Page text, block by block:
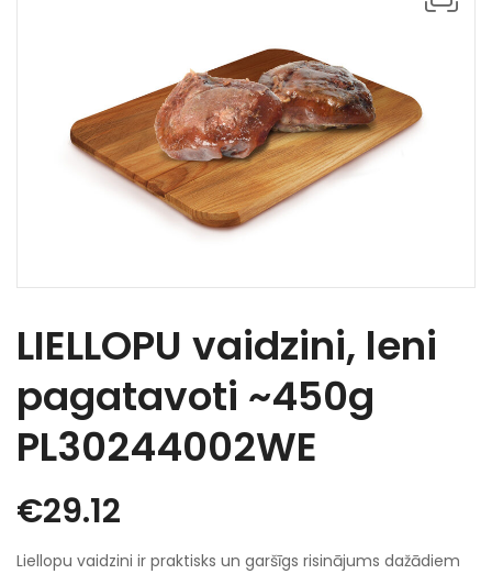
LIELLOPU vaidzini, leni
pagatavoti ~450g
PL30244002WE
€29.12
Liellopu vaidzini ir praktisks un garšīgs risinājums dažādiem